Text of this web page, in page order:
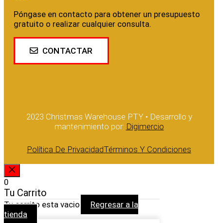
Póngase en contacto para obtener un presupuesto
gratuito o realizar cualquier consulta.
CONTACTAR
2023 Christmas Warehouse PTY • Desarrollo y
mantenimiento por: Digimercio
Política De PrivacidadTérminos Y Condiciones
CERRAR
0
Tu Carrito
Tu carrito esta vacio
Regresar a la
tienda